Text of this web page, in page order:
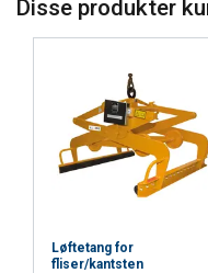
Disse produkter
Løftetang for
fliser/kantsten
oplysninger, som
Absolut
nødvendige